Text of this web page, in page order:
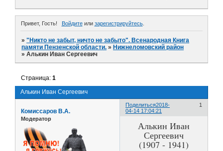
Привет, Гость! Войдитеили зарегистрируйтесь.
»"Никто не забыт, ничто не забыто". Всенародная Книга
памяти Пензенской области. » Нижнеломовский район
»Алькин Иван Сергеевич
Алькин Иван Сергеевич
Страница:1
Поделиться 1
2018-
04-14 17:04:21
Комиссаров В.А.
Модератор
Алькин Иван
Сергеевич
(1907 - 1941)